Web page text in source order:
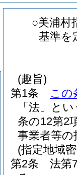
○美浦村
基準を
(趣旨)
第1条
この
「法」と
条の12第2
事業者等
(指定地域
第2条
法第